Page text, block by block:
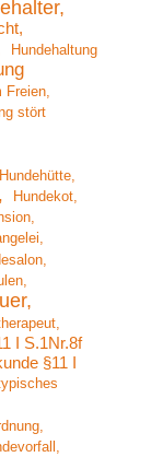
Hundehaltung
Freien
stört
Hundehütte
Hundekot
I S.1Nr.8f
§11 I